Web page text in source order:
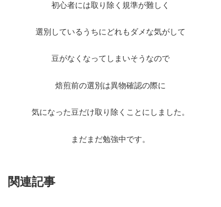
初心者には取り除く規準が難しく
選別しているうちにどれもダメな気がして
豆がなくなってしまいそうなので
焙煎前の選別は異物確認の際に
気になった豆だけ取り除くことにしました。
まだまだ勉強中です。
関連記事